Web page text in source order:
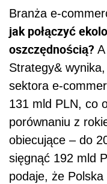
Branża e-
jak połączyć
oszczędnością?
Strategy&
sektora e-
131 mld PLN, co
porównaniu z
obiecujące – do
sięgnąć 192 mld
podaje, że Polska